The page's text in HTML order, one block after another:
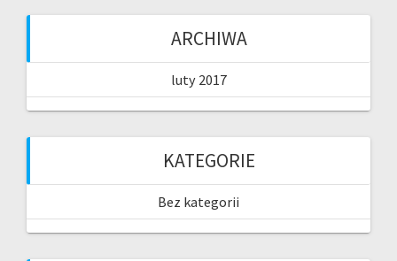
ARCHIWA
luty 2017
KATEGORIE
Bez kategorii